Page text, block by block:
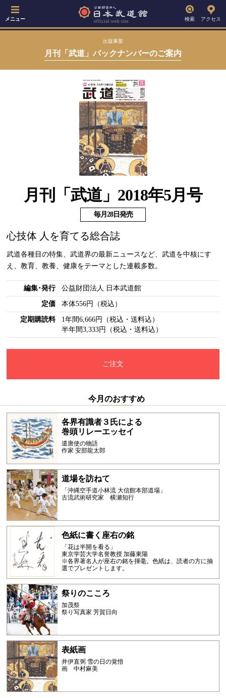
メニュー 検索 アクセス
出版事業
月刊「武道」バックナンバーのご案内
月刊「武道」2018年5月号
毎月28日発売
心技体 人を育てる総合誌
武道各種目の特集、武道界の最新ニュースなど、武道を中核にす
え、教育、教養、健康をテーマとした連載多数。
編集･発行 公益財団法人 日本武道館
定価 本体556円（税込）
定期購読料
1年間6,666円（税込・送料込）
半年間3,333円（税込・送料込）
ご注文
今月のおすすめ
各界有識者３氏による
巻頭リレーエッセイ
遣唐使の物語
作家 安部龍太郎
道場を訪ねて
「沖縄空手道小林流 大信館本部道場」
古流武術研究家 横瀬知行
色紙に書く座右の銘
「花は半開を看る」
東京学芸大学名誉教授 加藤東陽
※各界著名人が座右の銘を揮毫。色紙は、読者の方に抽
選でプレゼントします。
祭りのこころ
加茂祭
祭り写真家 芳賀日向
表紙画
井伊直弼 雪の日の覚悟
画 中村麻美